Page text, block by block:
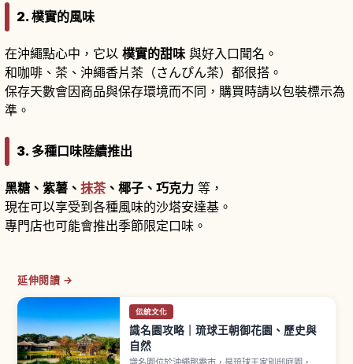
2. 樸實的風味
在沖繩點心中，它以 樸實的甜味 與好入口聞名。
和咖啡、茶、沖繩香片茶（さんぴん茶）都很搭。
保存天數會因商品與保存環境而不同，購買時請以包裝標示為
準。
3. 多種口味陸續推出
黑糖、紫薯、 抹茶、椰子、巧克力 等，
現在可以享受到各種風味的沙塔安達基。
專門店也可能會推出季節限定口味。
延伸閱讀 →
伝統文化
識名園攻略｜琉球王朝御花園、歷史與
自然